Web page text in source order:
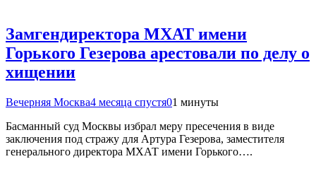
Замгендиректора МХАТ имени
Горького Гезерова арестовали по делу о
хищении
Вечерняя Москва4 месяца спустя01 минуты
Басманный суд Москвы избрал меру пресечения в виде
заключения под стражу для Артура Гезерова, заместителя
генерального директора МХАТ имени Горького….